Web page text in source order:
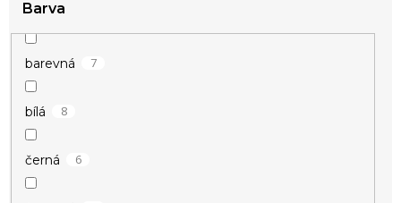
Barva
barevná 7
bílá 8
černá 6